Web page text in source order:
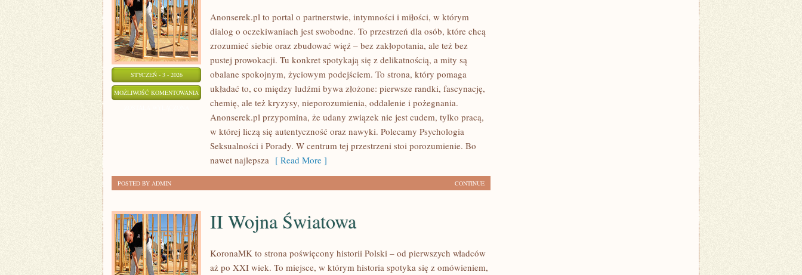
STYCZEŃ - 3 - 2026
MOŻLIWOŚĆ KOMENTOWANIA FLIRT
UWODZENIE
Anonserek.pl to portal o partnerstwie, intymności i miłości, w którym
dialog o oczekiwaniach jest swobodne. To przestrzeń dla osób, które chcą
zrozumieć siebie oraz zbudować więź – bez zakłopotania, ale też bez
pustej prowokacji. Tu konkret spotykają się z delikatnością, a mity są
obalane spokojnym, życiowym podejściem. To strona, który pomaga
układać to, co między ludźmi bywa złożone: pierwsze randki, fascynację,
chemię, ale też kryzysy, nieporozumienia, oddalenie i pożegnania.
Anonserek.pl przypomina, że udany związek nie jest cudem, tylko pracą,
w której liczą się autentyczność oraz nawyki. Polecamy Psychologia
Seksualności i Porady. W centrum tej przestrzeni stoi porozumienie. Bo
nawet najlepsza [ Read More ]
CONTINUE
POSTED BY ADMIN
II Wojna Światowa
KoronaMK to strona poświęcony historii Polski – od pierwszych władców
aż po XXI wiek. To miejsce, w którym historia spotyka się z omówieniem,